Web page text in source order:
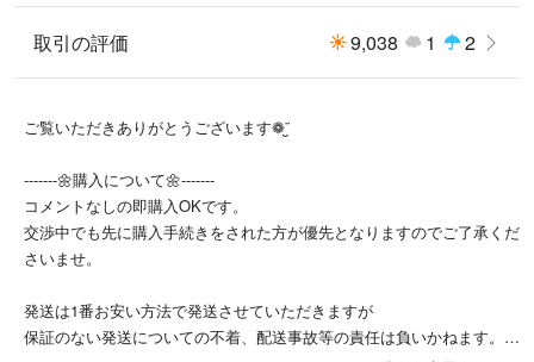
取引の評価 9,038 1 2
ご覧いただきありがとうございます❁¨̮
-------🌼購入について🌼-------
コメントなしの即購入OKです。
交渉中でも先に購入手続きをされた方が優先となりますのでご了承くだ
さいませ。
発送は1番お安い方法で発送させていただきますが
保証のない発送についての不着、配送事故等の責任は負いかねます。追